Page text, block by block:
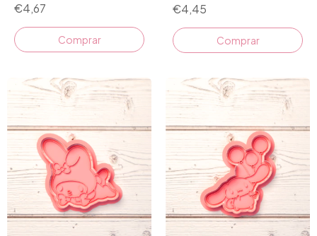
€4,67
Comprar
€4,45
Comprar